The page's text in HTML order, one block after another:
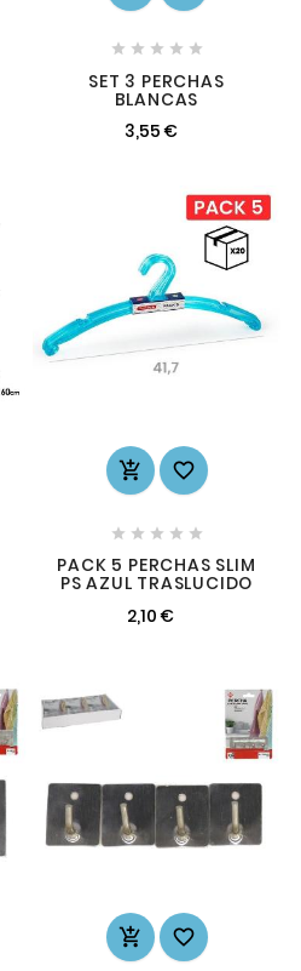
    
SET 3 PERCHAS
BLANCAS
3,55 €
 
    
PACK 5 PERCHAS SLIM
PS AZUL TRASLUCIDO
2,10 €
 